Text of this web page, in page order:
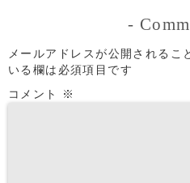
-
メールアドレスが公開されるこ
いる欄は必須項目です
コメント
※